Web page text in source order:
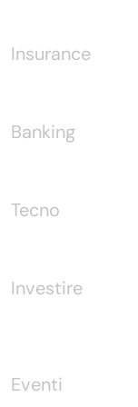
Insurance
Banking
Tecno
Investire
Eventi